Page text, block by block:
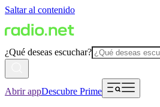
Saltar al contenido
¿Qué deseas escuchar?
Abrir appDescubre Prime